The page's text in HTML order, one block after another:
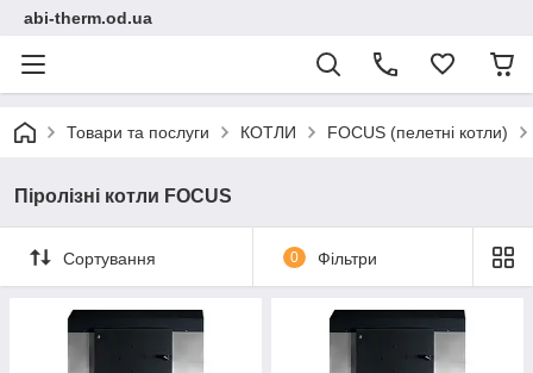
abi-therm.od.ua
Товари та послуги КОТЛИ FOCUS (пелетні котли)
Піролізні котли FOCUS
Сортування 0 Фільтри